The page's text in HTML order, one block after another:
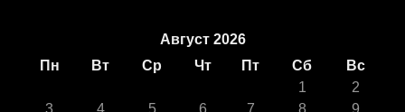
Август 2026
Пн
Вт Ср Чт Пт Сб
Вс
1
2